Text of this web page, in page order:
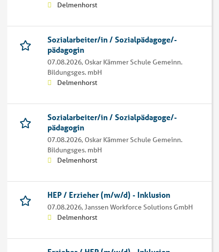
Delmenhorst
Sozialarbeiter/in / Sozialpädagoge/-
pädagogin
07.08.2026, Oskar Kämmer Schule Gemeinn.
Bildungsges. mbH
Delmenhorst
Sozialarbeiter/in / Sozialpädagoge/-
pädagogin
07.08.2026, Oskar Kämmer Schule Gemeinn.
Bildungsges. mbH
Delmenhorst
HEP / Erzieher (m/w/d) - Inklusion
07.08.2026,Janssen Workforce Solutions GmbH
Delmenhorst